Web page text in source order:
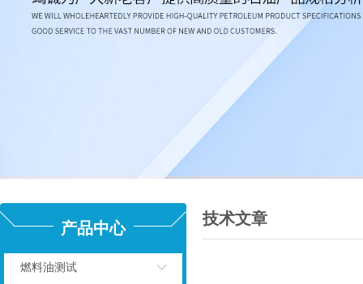
产品中心
燃料油测试
技术文章